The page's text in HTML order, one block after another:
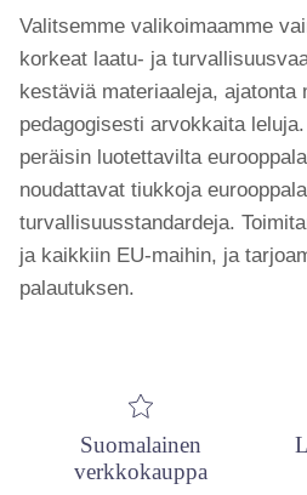
Valitsemme valikoimaamme
korkeat laatu- ja
kestäviä materiaaleja, ajatonta
pedagogisesti arvokkaita
peräisin luotettavilta
noudattavat tiukkoja
turvallisuusstandardeja.
ja kaikkiin EU-maihin, ja
palautuksen.
Suomalainen
verkkokauppa